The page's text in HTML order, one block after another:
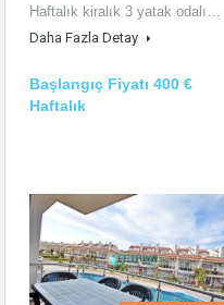
Haftalık kiralık 3 yatak odalı…
Daha Fazla Detay
Başlangıç Fiyatı 400 €
Haftalık